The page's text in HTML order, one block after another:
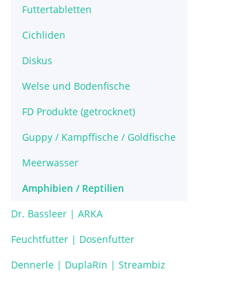
Futtertabletten
Cichliden
Diskus
Welse und Bodenfische
FD Produkte (getrocknet)
Guppy / Kampffische / Goldfische
Meerwasser
Amphibien / Reptilien
Dr. Bassleer | ARKA
Feuchtfutter | Dosenfutter
Dennerle | DuplaRin | Streambiz